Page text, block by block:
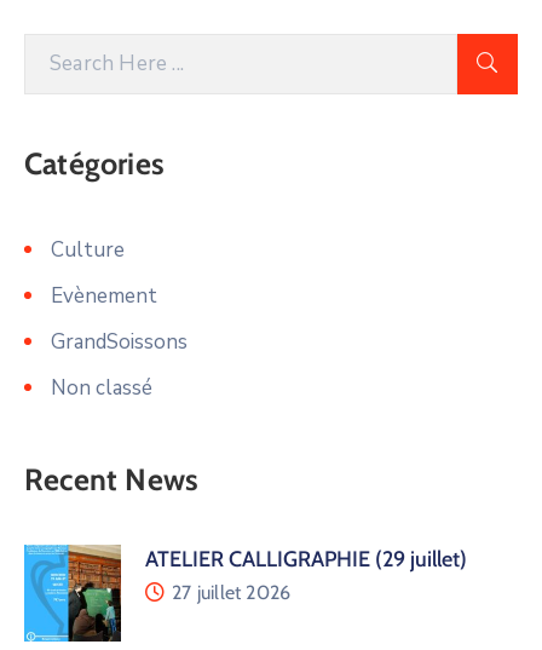
Catégories
Culture
Evènement
GrandSoissons
Non classé
Recent News
ATELIER CALLIGRAPHIE (29 juillet)
27 juillet 2026